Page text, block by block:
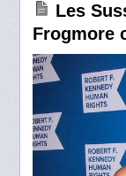
Les
Frogmore